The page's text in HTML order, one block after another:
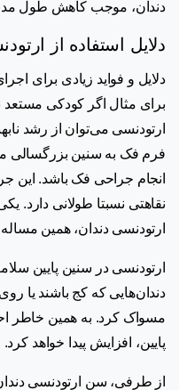
دندان، موجب کاهش طول
دلایل استفاده از
دلایل و فواید زیادی برای
برای مثال اگر کودکی مستعد
ارتودنسی می‌توان از رشد
فرم فک به سنین بزرگسالی
انجام جراحی فک باشد. این
نقاهتی نسبتا طولانی دارد.
ارتودنسی دندان، همین مساله
ارتودنسی در سنین پایین
دندان‌هایی که کج باشند یا
مسواک کرد. به همین خاطر
پایین، افزایش پیدا خواهد کرد.
از طرفی، سن ارتودنسی دندان